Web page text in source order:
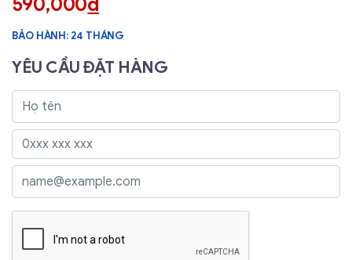
590,000đ
BẢO HÀNH: 24 THÁNG
YÊU CẦU ĐẶT HÀNG